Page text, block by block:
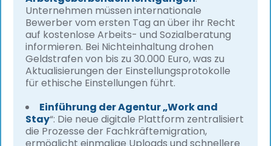
Unternehmen müssen internationale
Bewerber vom ersten Tag an über ihr Recht
auf kostenlose Arbeits- und Sozialberatung
informieren. Bei Nichteinhaltung drohen
Geldstrafen von bis zu 30.000 Euro, was zu
Aktualisierungen der Einstellungsprotokolle
für ethische Einstellungen führt.
Einführung der Agentur „Work and
Stay“: Die neue digitale Plattform zentralisiert
die Prozesse der Fachkräftemigration,